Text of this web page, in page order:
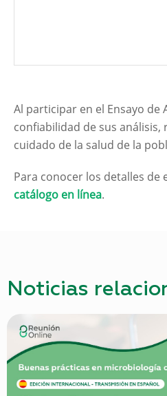
Al participar en el Ensayo
confiabilidad de sus
cuidado de la salud de la
Para conocer los detalles
catálogo en línea.
Noticias